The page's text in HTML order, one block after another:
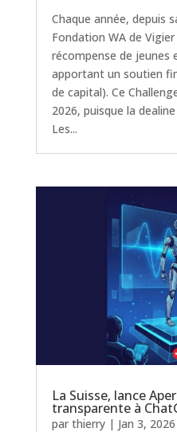
Chaque année, depuis
Fondation WA de
récompense de jeunes
apportant un soutien
de capital). Ce
2026, puisque la
Les...
La Suisse, lance
transparente à
par thierry| Jan 3, 2026